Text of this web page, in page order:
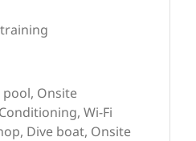
Onsite
Wi-Fi
Dive boat, Onsite